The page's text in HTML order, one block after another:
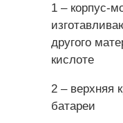
1 – корпус-
другого
кислоте
2 – верхняя
батареи